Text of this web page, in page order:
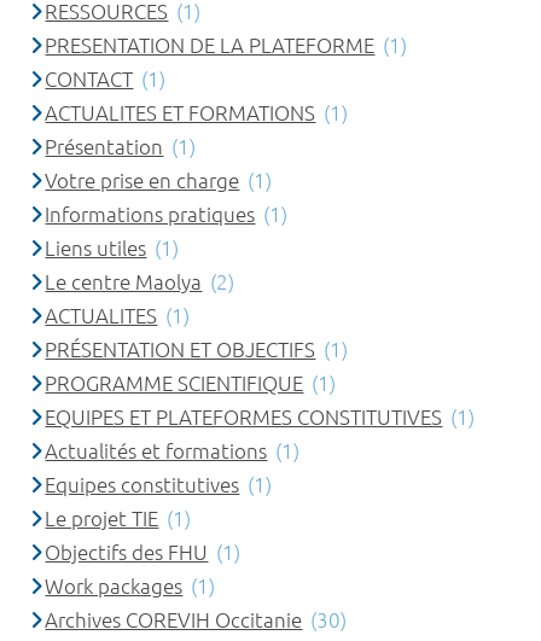
RESSOURCES (1)
PRESENTATION DE LA PLATEFORME (1)
CONTACT (1)
ACTUALITES ET FORMATIONS (1)
Présentation (1)
Votre prise en charge (1)
Informations pratiques (1)
Liens utiles (1)
Le centre Maolya (2)
ACTUALITES (1)
PRÉSENTATION ET OBJECTIFS (1)
PROGRAMME SCIENTIFIQUE (1)
EQUIPES ET PLATEFORMES CONSTITUTIVES (1)
Actualités et formations (1)
Equipes constitutives (1)
Le projet TIE (1)
Objectifs des FHU (1)
Work packages (1)
Archives COREVIH Occitanie (30)